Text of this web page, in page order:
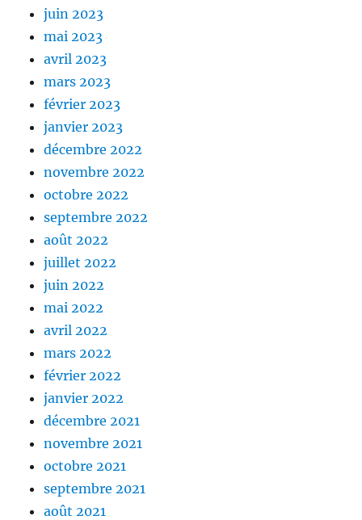
juin 2023
mai 2023
avril 2023
mars 2023
février 2023
janvier 2023
décembre 2022
novembre 2022
octobre 2022
septembre 2022
août 2022
juillet 2022
juin 2022
mai 2022
avril 2022
mars 2022
février 2022
janvier 2022
décembre 2021
novembre 2021
octobre 2021
septembre 2021
août 2021